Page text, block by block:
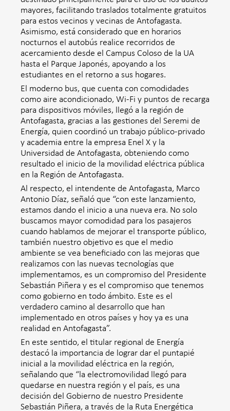
mayores, facilitando traslados totalmente gratuitos
para estos vecinos y vecinas de Antofagasta.
Asimismo, está considerado que en horarios
nocturnos el autobús realice recorridos de
acercamiento desde el Campus Coloso de la UA
hasta el Parque Japonés, apoyando a los
estudiantes en el retorno a sus hogares.
El moderno bus, que cuenta con comodidades
como aire acondicionado, Wi-Fi y puntos de recarga
para dispositivos móviles, llegó a la región de
Antofagasta, gracias a las gestiones del Seremi de
Energía, quien coordinó un trabajo público-privado
y academia entre la empresa Enel X y la
Universidad de Antofagasta, obteniendo como
resultado el inicio de la movilidad eléctrica pública
en la Región de Antofagasta.
Al respecto, el intendente de Antofagasta, Marco
Antonio Díaz, señaló que “con este lanzamiento,
estamos dando el inicio a una nueva era. No solo
buscamos mayor comodidad para los pasajeros
cuando hablamos de mejorar el transporte público,
también nuestro objetivo es que el medio
ambiente se vea beneficiado con las mejoras que
realizamos con las nuevas tecnologías que
implementamos, es un compromiso del Presidente
Sebastián Piñera y es el compromiso que tenemos
como gobierno en todo ámbito. Este es el
verdadero camino al desarrollo que han
implementado en otros países y hoy ya es una
realidad en Antofagasta”.
En este sentido, el titular regional de Energía
destacó la importancia de lograr dar el puntapié
inicial a la movilidad eléctrica en la región,
señalando que “la electromovilidad llegó para
quedarse en nuestra región y el país, es una
decisión del Gobierno de nuestro Presidente
Sebastián Piñera, a través de la Ruta Energética